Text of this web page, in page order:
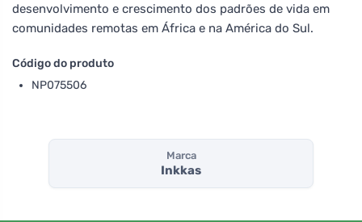
desenvolvimento e crescimento dos padrões de vida em
comunidades remotas em África e na América do Sul.
Código do produto
NP075506
Marca
Inkkas